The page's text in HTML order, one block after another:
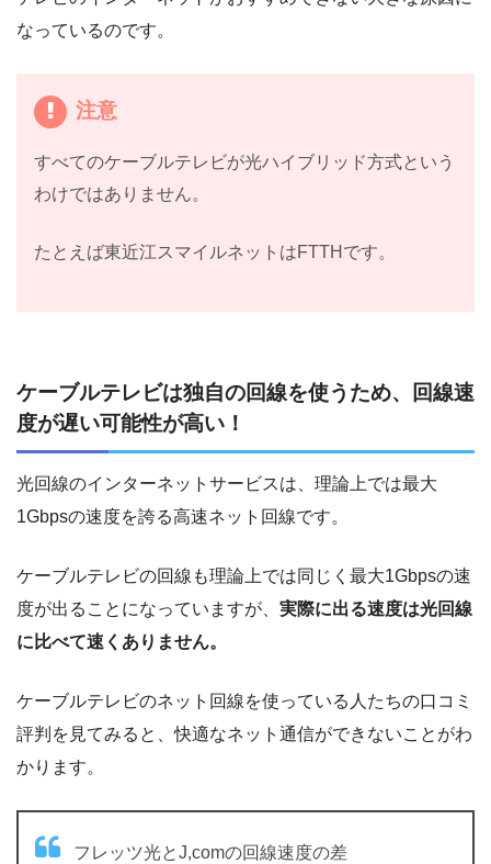
なっているのです。
注意
すべてのケーブルテレビが光ハイブリッド方式という
わけではありません。
たとえば東近江スマイルネットはFTTHです。
ケーブルテレビは独自の回線を使うため、回線速
度が遅い可能性が高い！
光回線のインターネットサービスは、理論上では最大
1Gbpsの速度を誇る高速ネット回線です。
ケーブルテレビの回線も理論上では同じく最大1Gbpsの速
度が出ることになっていますが、 実際に出る速度は光回線
に比べて速くありません。
ケーブルテレビのネット回線を使っている人たちの口コミ
評判を見てみると、快適なネット通信ができないことがわ
かります。
フレッツ光とJ,comの回線速度の差